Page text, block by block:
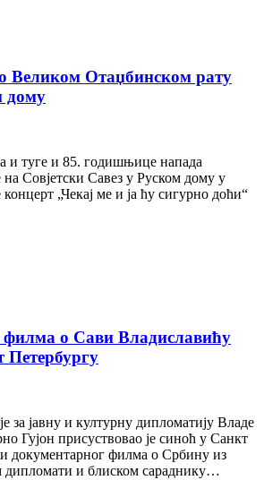
Великом Отаџбинском рату
дому
и туге и 85. годишњице напада
Совјетски Савез у Руском дому у
„Чекај ме и ја ћу сигурно доћи“
филма о Сави Владиславићу
Петербургу
за јавну и културну дипломатију Владе
Гујон присуствовао је синоћ у Санкт
документарног филма о Србину из
дипломати и блиском сараднику…